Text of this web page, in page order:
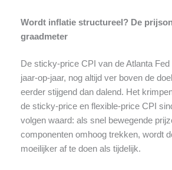
Wordt inflatie structureel? De
graadmeter
De sticky-price CPI van de Atlanta Fed
jaar-op-jaar, nog altijd ver boven de
eerder stijgend dan dalend. Het
de sticky-price en flexible-price CPI
volgen waard: als snel bewegende
componenten omhoog trekken, wordt
moeilijker af te doen als tijdelijk.